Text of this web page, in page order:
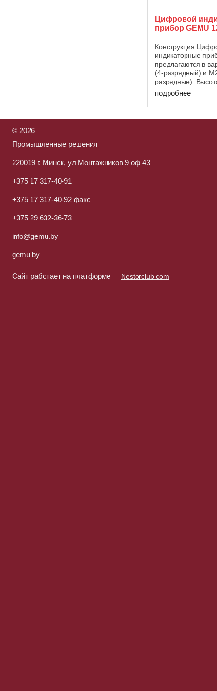
Цифровой
прибор GEMU
Конструкция
индикаторные
предлагаются в
(4-разрядный) и
разрядные).
светодиодного
Цифровые
приборы можно
подробнее
© 2026
Промышленные решения
220019 г. Минск, ул.Монтажников 9 оф 43
+375 17 317-40-91
+375 17 317-40-92 факс
+375 29 632-36-73
info@gemu.by
gemu.by
Сайт работает на платформе Nestorclub.com